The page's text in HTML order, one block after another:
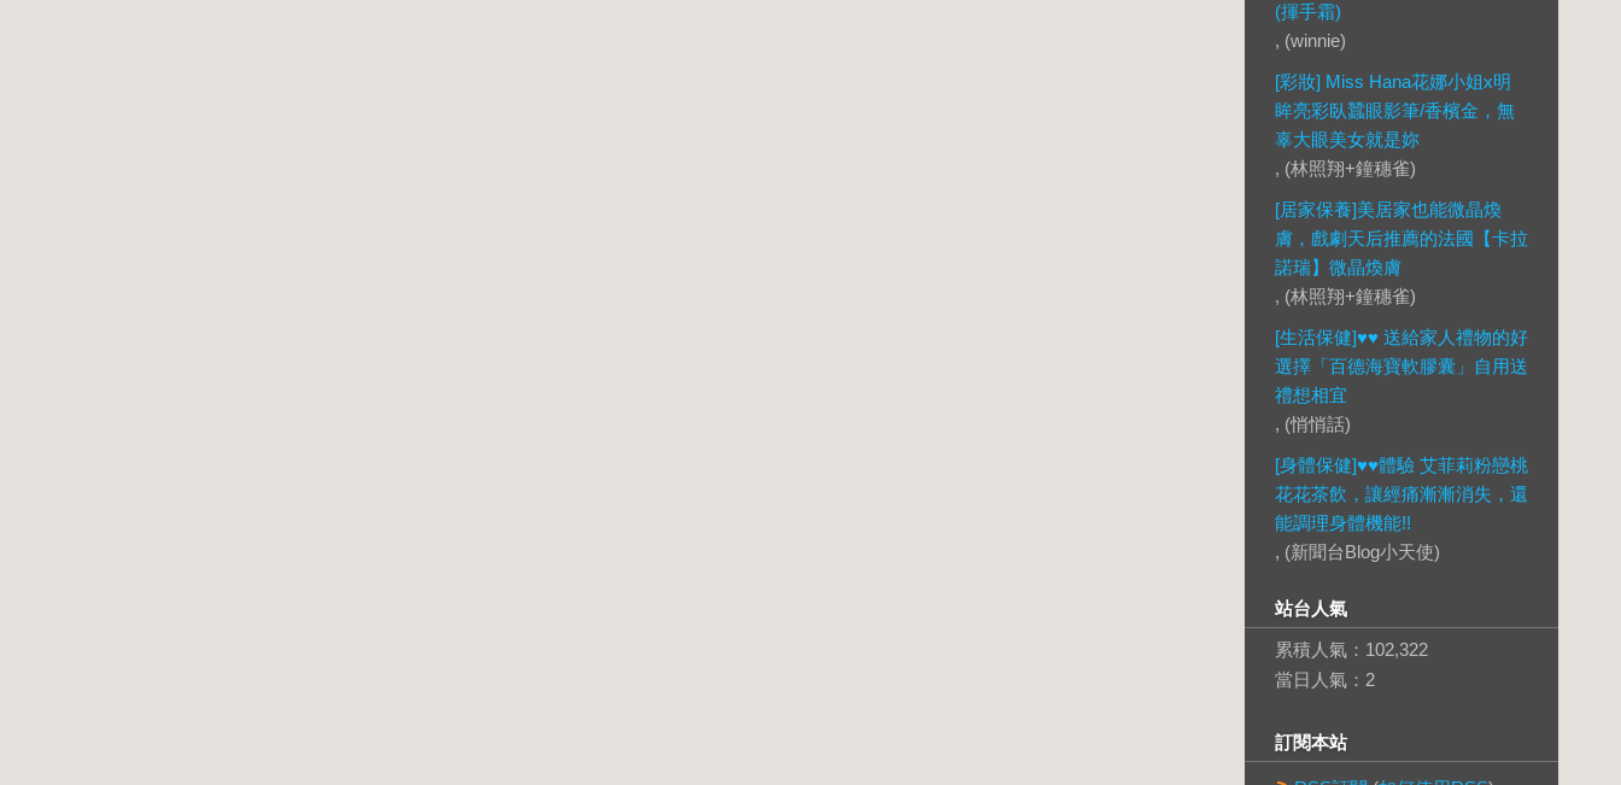
(揮手霜)
, (winnie)
[彩妝] Miss Hana花娜小姐x明
眸亮彩臥蠶眼影筆/香檳金，無
辜大眼美女就是妳
, (林照翔+鐘穗雀)
[居家保養]美居家也能微晶煥
膚，戲劇天后推薦的法國【卡拉
諾瑞】微晶煥膚
, (林照翔+鐘穗雀)
[生活保健]♥♥ 送給家人禮物的好
選擇「百德海寶軟膠囊」自用送
禮想相宜
, (悄悄話)
[身體保健]♥♥體驗 艾菲莉粉戀桃
花花茶飲，讓經痛漸漸消失，還
能調理身體機能!!
, (新聞台Blog小天使)
站台人氣
累積人氣： 102,322
當日人氣： 2
訂閱本站